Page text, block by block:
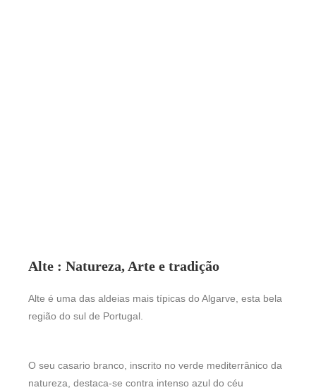
Alte : Natureza, Arte e tradição
Alte é uma das aldeias mais típicas do Algarve, esta bela
região do sul de Portugal.
O seu casario branco, inscrito no verde mediterrânico da
natureza, destaca-se contra intenso azul do céu